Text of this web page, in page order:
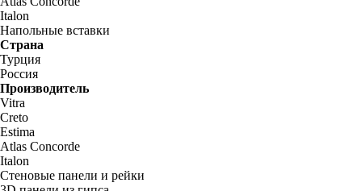
Italon
Напольные вставки
Страна
Турция
Россия
Производитель
Vitra
Creto
Estima
Atlas Concorde
Italon
Стеновые панели и рейки